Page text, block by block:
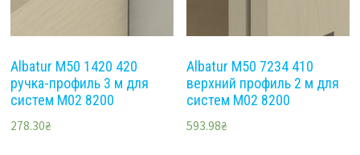
Albatur М50 1420 420
ручка-профиль 3 м для
систем М02 8200
278.30₴
Albatur М50 7234 410
верхний профиль 2 м для
систем М02 8200
593.98₴